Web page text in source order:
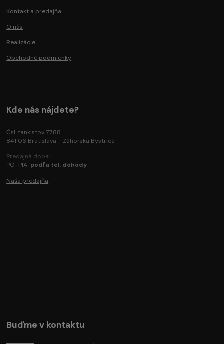
Kontakt a predajňa
O nás
Realizácie
Obchodné podmienky
Kde nás nájdete?
Čsl. tankistov 7788
841 06 Bratislava - Záhorská Bystrica
Predajná doba:
PO-PIA podľa tel. dohody
Naša predajňa
Buďme v kontaktu